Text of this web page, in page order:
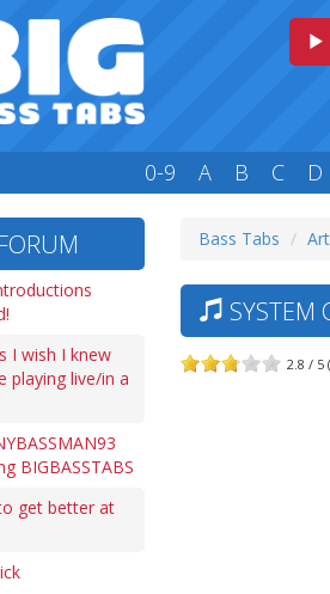
0-9 A B C D
FORUM
I wish I knew
playing live/in a
BIGBASSTABS
get better at
Bass Tabs
SYSTEM
2.8 / 5